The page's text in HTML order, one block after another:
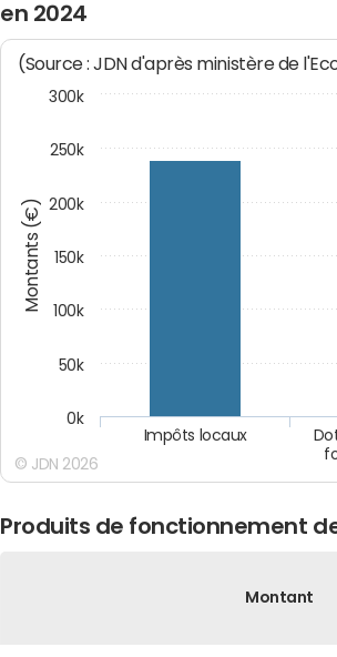
en 2024
Montants (€)
(Source : JDN d'après ministère de
Impôts locaux
0k
50k
100k
150k
200k
250k
300k
© JDN 2026
Produits de fonctionnement
Montant